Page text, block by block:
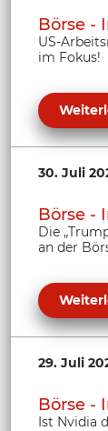
Börse -
US-
im Fokus!
30. Juli
Börse -
Die
an der
29. Juli
Börse -
Ist Nvidia